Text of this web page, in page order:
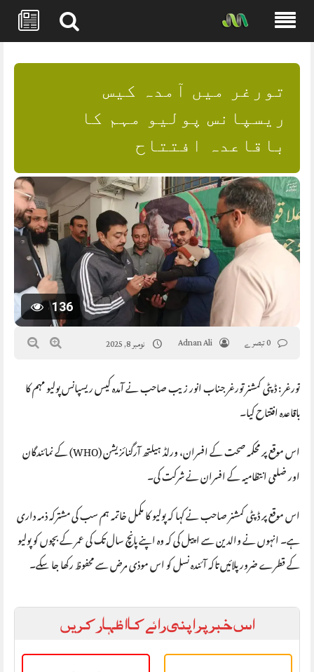
content
تورغر میں آمدہ کیس
ریسپانس پولیو مہم کا
باقاعدہ افتتاح
136
Adnan Ali نومبر 8, 2025
تورغر : ڈپٹی کمشنر تورغر جناب انور زیب صاحب نے آمدہ کیس ریسپانس پولیو مہم کا
باقاعدہ افتتاح کیا۔
اس موقع پر محکمہ صحت کے افسران، ورلڈ ہیلتھ آرگنائزیشن (WHO) کے نمائندگان
اور ضلعی انتظامیہ کے افسران نے شرکت کی۔
اس موقع پر ڈپٹی کمشنر صاحب نے کہا کہ پولیو کا مکمل خاتمہ ہم سب کی مشترکہ ذمہ داری
ہے۔ انہوں نے والدین سے اپیل کی کہ وہ اپنے پانچ سال تک کی عمر کے بچوں کو پولیو
کے قطرے ضرور پلائیں تاکہ آئندہ نسل کو اس موذی مرض سے محفوظ رکھا جا سکے۔
اس خبر پر اپنی رائے کا اظہار کریں